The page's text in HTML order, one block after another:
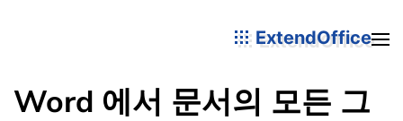
ExtendOffice
Word 에서 문서의 모든 그